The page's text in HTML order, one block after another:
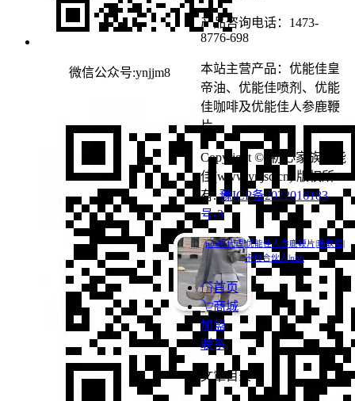
微信公众号:ynjjm8
产品咨询电话：1473-
8776-698
本站主营产品：优能佳皇
帝油、优能佳喷剂、优能
佳咖啡及优能佳人参鹿鞭
片。
Copyright © 初心家族优能
佳(www.ynjsc.cn) 版权所
有.豫ICP备2022016183
号-3
pos机代理|优能佳人参鹿鞭片 瑞联盟
卡拉合伙人|nbb
首页
商城
加盟
联系
文章目录